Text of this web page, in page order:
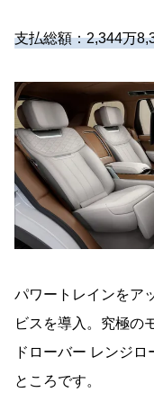
支払総額：2,344万
パワートレインをア
ビスを導入。究極の
ドローバー レンジ
ところです。